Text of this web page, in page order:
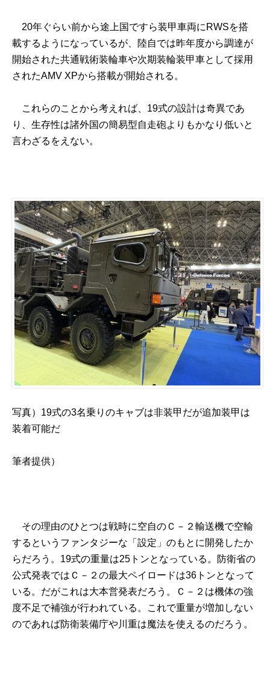
20年ぐらい前から途上国ですら装甲車両にRWSを搭
載するようになっているが、陸自では昨年度から調達が
開始された共通戦術装輪車や次期装輪装甲車として採用
されたAMV XPから搭載が開始される。
これらのことから考えれば、19式の設計は奇異であ
り、生存性は諸外国の簡易型自走砲よりもかなり低いと
言わざるをえない。
写真）19式の3名乗りのキャブは非装甲だが追加装甲は
装着可能だ
筆者提供）
その理由のひとつは戦時に空自のＣ－２輸送機で空輸
するというファンタジーな「設定」のもとに開発したか
らだろう。19式の重量は25トンとなっている。防衛省の
公式発表ではＣ－２の最大ペイロードは36トンとなって
いる。だがこれは大本営発表だろう。Ｃ－２は機体の強
度不足で補強が行われている。これで重量が増加しない
のであれば防衛装備庁や川重は魔法を使えるのだろう。